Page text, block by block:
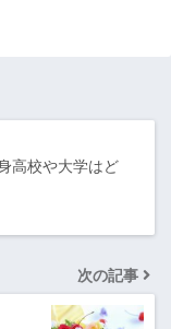
高校や大学はど
次の記事